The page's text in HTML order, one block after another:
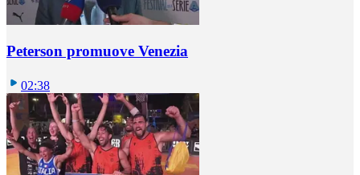
Peterson promuove Venezia
02:38